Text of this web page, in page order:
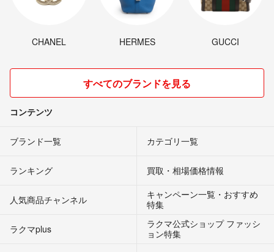
CHANEL HERMES GUCCI
すべてのブランドを見る
コンテンツ
ブランド一覧 カテゴリ一覧
ランキング 買取・相場価格情報
人気商品チャンネル
キャンペーン一覧・おすすめ
特集
ラクマplus
ラクマ公式ショップ ファッシ
ョン特集